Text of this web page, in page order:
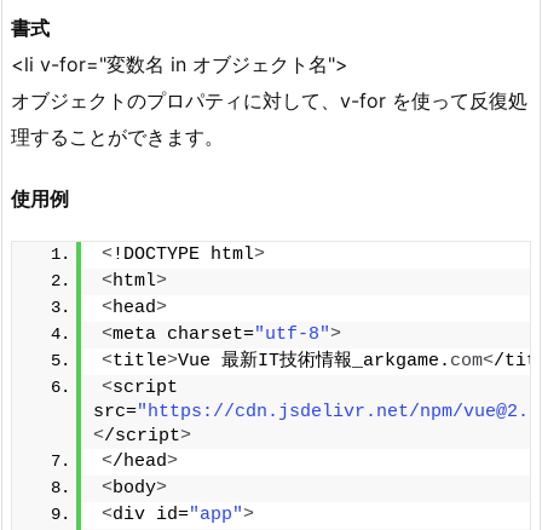
書式
<li v-for="変数名 in オブジェクト名">
オブジェクトのプロパティに対して、v-for を使って反復処
理することができます。
使用例
<!DOCTYPE html>
<html>
<head>
<meta charset="utf-8">
<title>Vue 最新IT技術情報_arkgame. com</
<script
src="https://cdn.jsdelivr.net/npm/
</script>
</head>
<body>
<div id="app">